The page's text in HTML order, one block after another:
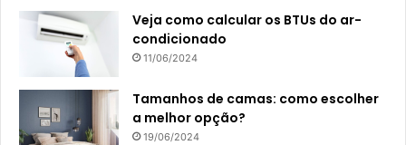
Veja como calcular os BTUs do ar-
condicionado
11/06/2024
Tamanhos de camas: como escolher
a melhor opção?
19/06/2024